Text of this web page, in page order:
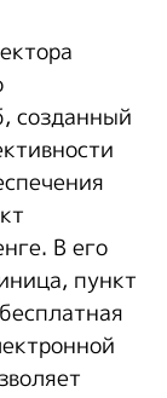
созданный
В его
пункт